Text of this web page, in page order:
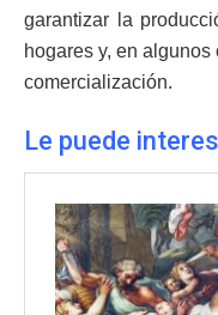
garantizar la
hogares y, en
comercialización.
Le puede